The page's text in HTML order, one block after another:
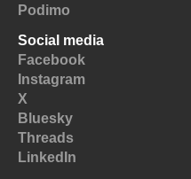
Podimo
Social media
Facebook
Instagram
X
Bluesky
Threads
LinkedIn